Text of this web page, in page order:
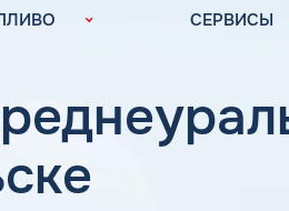
СЕРВИСЫ
(ЭДО)